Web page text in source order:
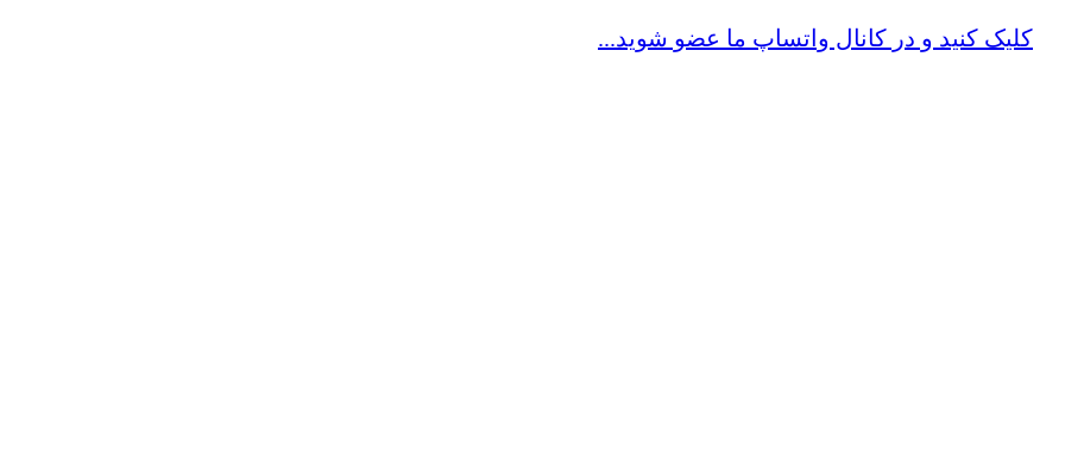
کلیک کنید و در کانال واتساپ ما عضو شوید...